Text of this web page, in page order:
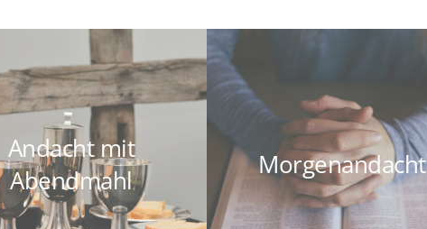
Andacht mit
Abendmahl
Morgenandacht